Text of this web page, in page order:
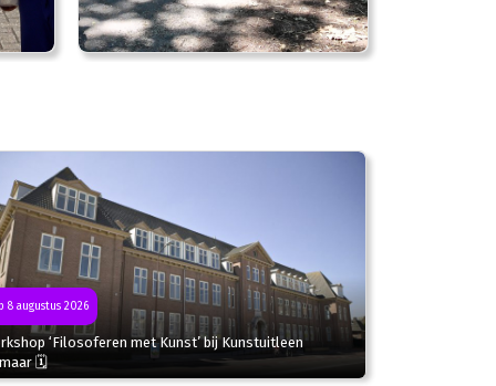
8 augustus 2026
‘Filosoferen met Kunst’ bij Kunstuitleen
🗓